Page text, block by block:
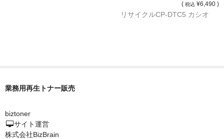
( 税込 ¥6,490 )
リサイクルCP-DTC5 カシオ
業務用再生トナー販売
biztoner
サイト運営
株式会社BizBrain